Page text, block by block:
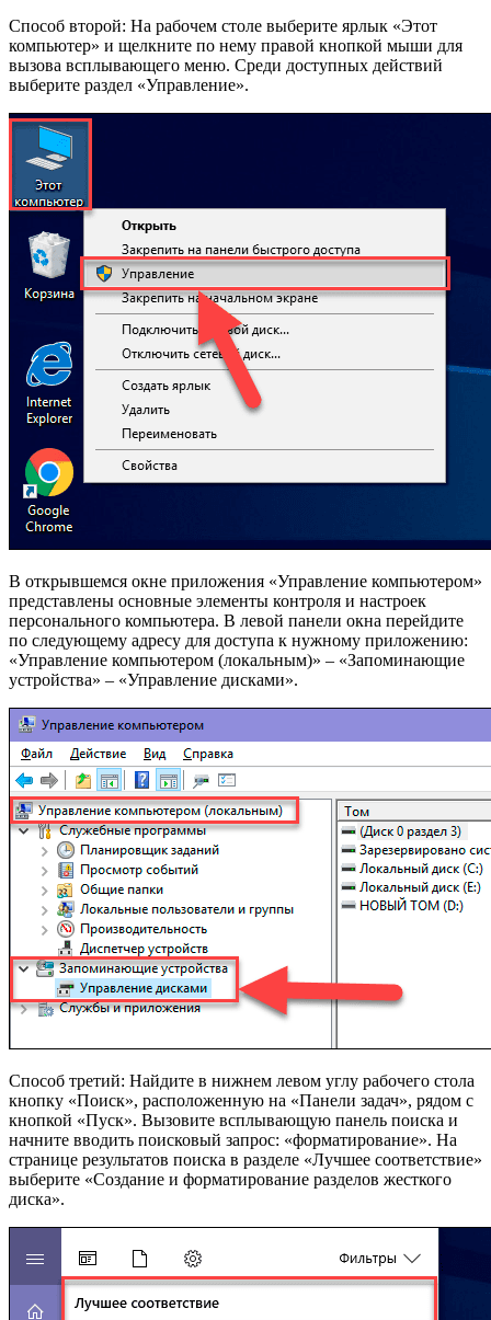
Способ второй: На рабочем столе выберите ярлык «Этот
компьютер» и щелкните по нему правой кнопкой мыши для
вызова всплывающего меню. Среди доступных действий
выберите раздел «Управление».
В открывшемся окне приложения «Управление компьютером»
представлены основные элементы контроля и настроек
персонального компьютера. В левой панели окна перейдите
по следующему адресу для доступа к нужному приложению:
«Управление компьютером (локальным)» – «Запоминающие
устройства» – «Управление дисками».
Способ третий: Найдите в нижнем левом углу рабочего стола
кнопку «Поиск», расположенную на «Панели задач», рядом с
кнопкой «Пуск». Вызовите всплывающую панель поиска и
начните вводить поисковый запрос: «форматирование». На
странице результатов поиска в разделе «Лучшее соответствие»
выберите «Создание и форматирование разделов жесткого
диска».